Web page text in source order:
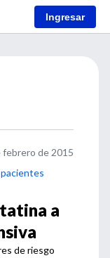
Ingresar
febrero de 2015
a
de riesgo